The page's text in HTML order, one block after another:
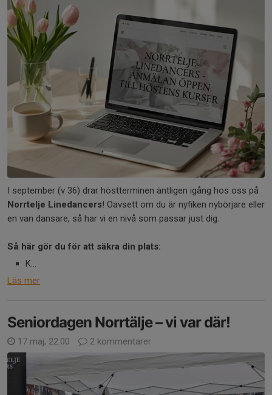
I september (v 36) drar höstterminen äntligen igång hos oss på
Norrtelje Linedancers! Oavsett om du är nyfiken nybörjare eller
en van dansare, så har vi en nivå som passar just dig.
Så här gör du för att säkra din plats:
K...
Läs mer
Seniordagen Norrtälje – vi var där!
17 maj, 22:00 2 kommentarer